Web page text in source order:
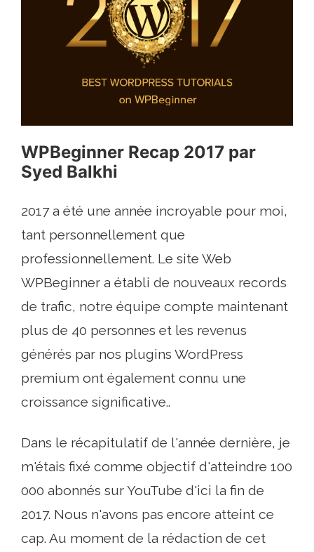
WPBeginner Recap 2017 par
Syed Balkhi
2017 a été une année incroyable pour moi,
tant personnellement que
professionnellement. Le site Web
WPBeginner a établi de nouveaux records
de trafic, notre équipe compte maintenant
plus de 40 personnes et les revenus
générés par nos plugins WordPress
premium ont également connu une
croissance significative..
Dans le récapitulatif de l'année dernière, je
m'étais fixé comme objectif d'atteindre 100
000 abonnés sur YouTube d'ici la fin de
2017. Nous n'avons pas encore atteint ce
cap. Au moment de la rédaction de cet